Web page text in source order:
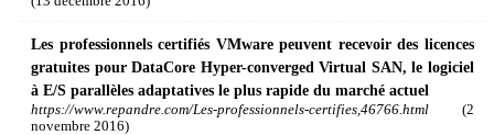
Les professionnels certifiés VMware peuvent recevoir des licences
gratuites pour DataCore Hyper-converged Virtual SAN, le logiciel
à E/S parallèles adaptatives le plus rapide du marché actuel
https://www.repandre.com/Les-professionnels-certifies,46766.html (2
novembre 2016)